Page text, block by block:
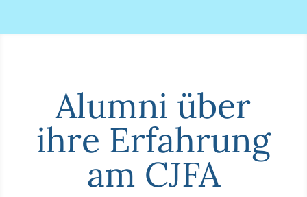
Alumni über
ihre Erfahrung
am CJFA